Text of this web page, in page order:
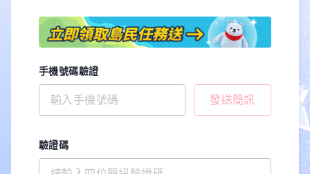
手機號碼驗證
發送簡訊
驗證碼